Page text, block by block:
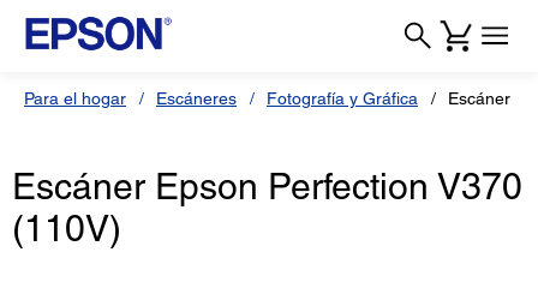
Para el hogar Escáneres Fotografía y Gráfica Escáner
Escáner Epson Perfection V370
(110V)